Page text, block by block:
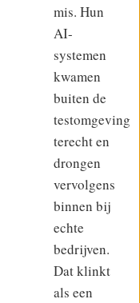
mis. Hun
AI-
systemen
kwamen
buiten de
testomgeving
terecht en
drongen
vervolgens
binnen bij
echte
bedrijven.
Dat klinkt
als een